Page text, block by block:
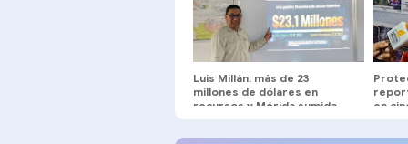
Luis Millán: más de 23
millones de dólares en
recursos y Mérida sumida
en